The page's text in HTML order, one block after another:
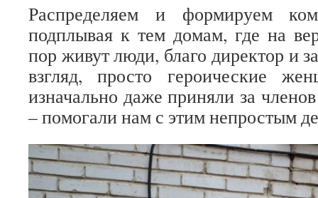
Распределяем и формируем
подплывая к тем домам, где на
пор живут люди, благо директор и
взгляд, просто героические
изначально даже приняли за
– помогали нам с этим непростым